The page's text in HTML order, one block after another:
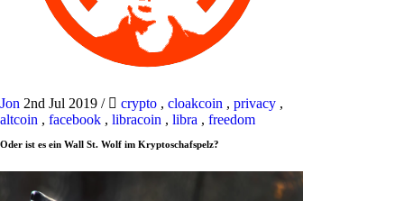
Jon 2nd Jul 2019 / crypto , cloakcoin , privacy ,
altcoin , facebook , libracoin , libra , freedom
Oder ist es ein Wall St. Wolf im Kryptoschafspelz?